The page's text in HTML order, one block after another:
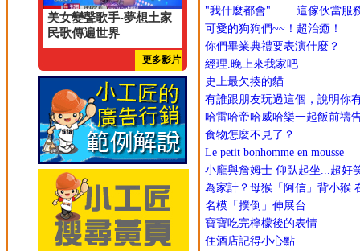
美女變聲歌手-夢想土家
民歌傳遍世界
更多影片
"我什麼都會" .......這傢伙當服
可愛的狗狗們~~！超治癒！
你們畢業典禮要表演什麼？
經理.晚上來我家吧
史上最欠揍的貓
有誰跟朋友玩過這個，說明你
哈雷哈帝哈威哈樂一起飯前禱
食物怎麼不見了？
Le petit bonhomme en mousse
小龐與詹姆士 仰臥起坐...超好
為家計？母猴「阿信」背小猴
名模「撲倒」伸展台
寶寶吃完檸檬後的表情
住酒店記得小心點